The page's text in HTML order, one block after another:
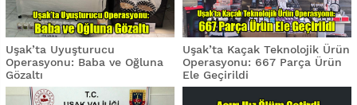
Uşak’ta Uyuşturucu
Operasyonu: Baba ve Oğluna
Gözaltı
Uşak’ta Kaçak Teknolojik Ürün
Operasyonu: 667 Parça Ürün
Ele Geçirildi